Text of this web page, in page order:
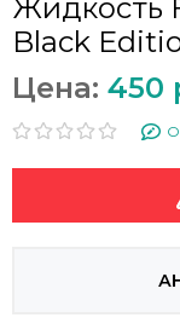
Жидкость
Black
Цена: 450